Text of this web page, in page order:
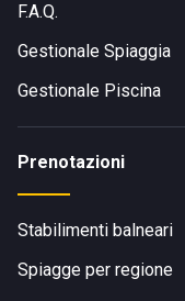
F.A.Q.
Gestionale Spiaggia
Gestionale Piscina
Prenotazioni
Stabilimenti balneari
Spiagge per regione